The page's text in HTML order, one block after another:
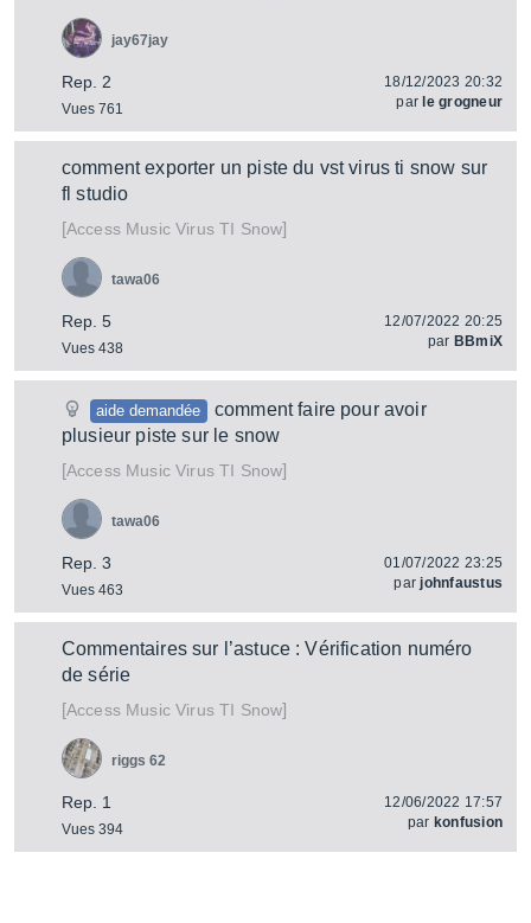
Rep. 2
Vues 761
jay67jay
18/12/2023 20:32
par le grogneur
comment exporter un piste du vst virus ti snow sur
fl studio
[Access MusicVirus TI Snow]
Rep. 5
Vues 438
tawa06
12/07/2022 20:25
par BBmiX
aide demandée
comment faire pour avoir
plusieur piste sur le snow
[Access MusicVirus TI Snow]
Rep. 3
Vues 463
tawa06
01/07/2022 23:25
parjohnfaustus
Commentaires sur l’astuce : Vérification numéro
de série
[Access MusicVirus TI Snow]
Rep. 1
Vues 394
riggs 62
12/06/2022 17:57
par konfusion